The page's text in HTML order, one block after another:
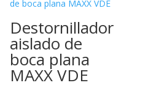
6.42€
hasta
10.90€
Destornillador
aislado de
boca plana
MAXX VDE